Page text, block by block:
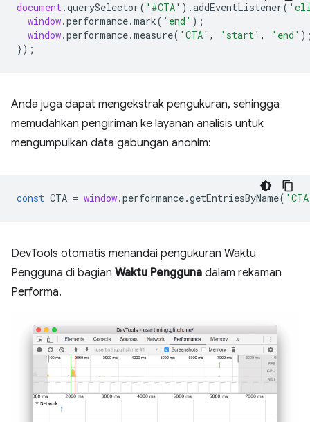
document.querySelector( '#CTA' ).addEventListener(
window.performance.mark( 'end' );
window.performance.measure( 'CTA' , 'start' , 'end'
});
Anda juga dapat mengekstrak pengukuran, sehingga
memudahkan pengiriman ke layanan analisis untuk
mengumpulkan data gabungan anonim:
const CTA = window.performance.getEntriesByName(
DevTools otomatis menandai pengukuran Waktu
Pengguna di bagian Waktu Pengguna dalam rekaman
Performa.